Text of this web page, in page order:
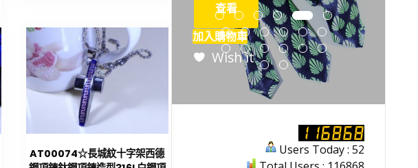
AT00074☆長城紋十字架西德
加入購物車
Wish it
查看
加入購物車
Wish it
Users Today : 52